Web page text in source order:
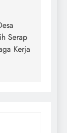
Serap
Kerja